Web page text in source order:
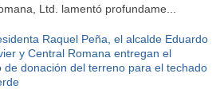
Ltd. lamentó profundame...
Raquel Peña, el alcalde Eduardo
y Central Romana entregan el
de donación del terreno para el techado